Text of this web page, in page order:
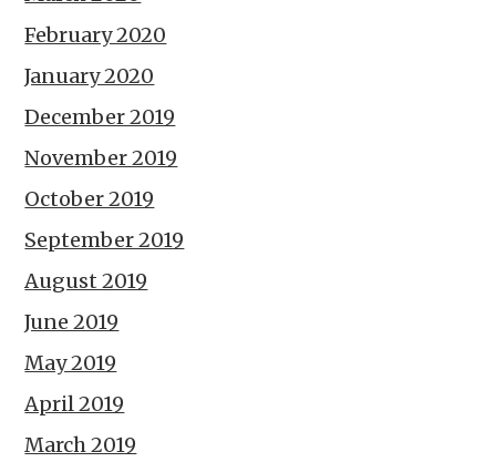
February 2020
January 2020
December 2019
November 2019
October 2019
September 2019
August 2019
June 2019
May 2019
April 2019
March 2019